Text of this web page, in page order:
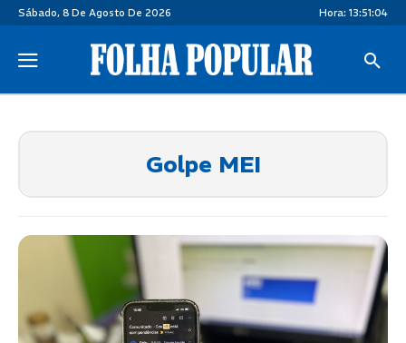
Sábado, 8 De Agosto De 2026 Hora: 13:51:04
Golpe MEI